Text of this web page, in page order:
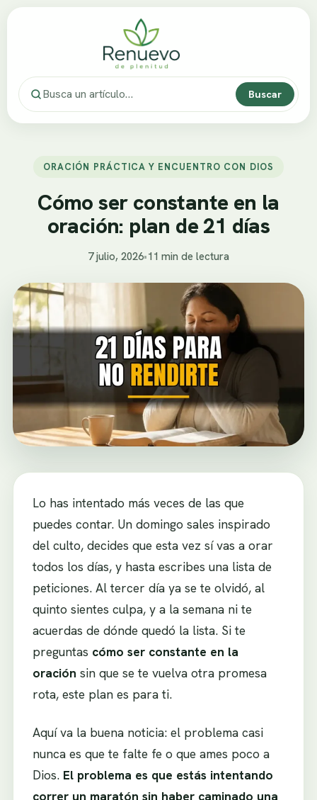
Buscar
ORACIÓN PRÁCTICA Y ENCUENTRO CON DIOS
Cómo ser constante en la
oración: plan de 21 días
7 julio, 2026•11 min de lectura
Lo has intentado más veces de las que
puedes contar. Un domingo sales inspirado
del culto, decides que esta vez sí vas a orar
todos los días, y hasta escribes una lista de
peticiones. Al tercer día ya se te olvidó, al
quinto sientes culpa, y a la semana ni te
acuerdas de dónde quedó la lista. Si te
preguntas cómo ser constante en la
oración sin que se te vuelva otra promesa
rota, este plan es para ti.
Aquí va la buena noticia: el problema casi
nunca es que te falte fe o que ames poco a
Dios. El problema es que estás intentando
correr un maratón sin haber caminado una